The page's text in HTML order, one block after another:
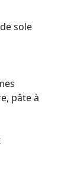
sole
pâte à